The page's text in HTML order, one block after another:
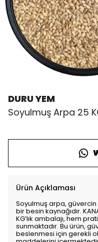
DURU YEM
Soyulmuş Arpa 25
Ürün Açıklaması
Soyulmuş arpa,
bir besin kaynağıdır.
KG’lık ambalajı, hem
sunmaktadır. Bu ürün,
beslenmesi için gerekli